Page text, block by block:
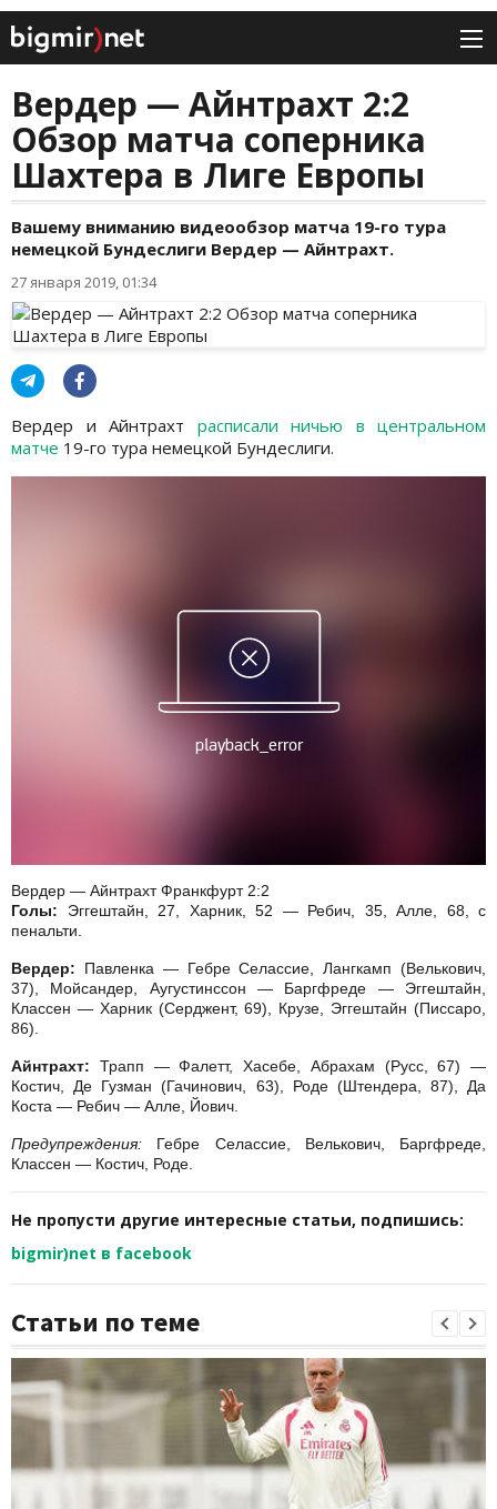
Вердер — Айнтрахт 2:2
Обзор матча соперника
Шахтера в Лиге Европы
Вашему вниманию видеообзор матча 19-го тура
немецкой Бундеслиги Вердер — Айнтрахт.
27 января 2019, 01:34
Вердер и Айнтрахт расписали ничью в центральном
матче 19-го тура немецкой Бундеслиги.
Вердер — Айнтрахт Франкфурт 2:2
Голы: Эггештайн, 27, Харник, 52 — Ребич, 35, Алле, 68, с
пенальти.
Вердер: Павленка — Гебре Селассие, Лангкамп (Велькович,
37), Мойсандер, Аугустинссон — Баргфреде — Эггештайн,
Классен — Харник (Серджент, 69), Крузе, Эггештайн (Писсаро,
86).
Айнтрахт: Трапп — Фалетт, Хасебе, Абрахам (Русс, 67) —
Костич, Де Гузман (Гачинович, 63), Роде (Штендера, 87), Да
Коста — Ребич — Алле, Йович.
Предупреждения: Гебре Селассие, Велькович, Баргфреде,
Классен — Костич, Роде.
Не пропусти другие интересные статьи, подпишись:
bigmir)net в facebook
Статьи по теме